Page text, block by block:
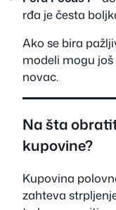
rđa je česta
Ako se bira
modeli mogu
novac.
Na šta
kupovine?
Kupovina
zahteva